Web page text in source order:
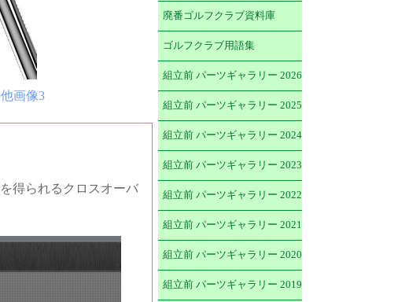
画像3
得られるクロスオーバ
廃番ゴルフクラブ資料庫
ゴルフクラブ用語集
組立前 パーツギャラリー 2026
組立前 パーツギャラリー 2025
組立前 パーツギャラリー 2024
組立前 パーツギャラリー 2023
組立前 パーツギャラリー 2022
組立前 パーツギャラリー 2021
組立前 パーツギャラリー 2020
組立前 パーツギャラリー 2019